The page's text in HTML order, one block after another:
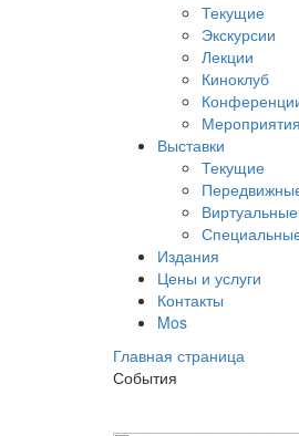
Текущие
Экскурсии
Лекции
Киноклуб
Мероприятия
Выставки
Текущие
Виртуальные
Издания
Цены и услуги
Контакты
Mos
Главная страница
События